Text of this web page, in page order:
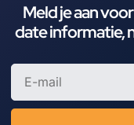
Meld je aan
date informatie,